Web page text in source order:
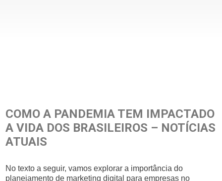
COMO A PANDEMIA TEM IMPACTADO
A VIDA DOS BRASILEIROS – NOTÍCIAS
ATUAIS
No texto a seguir, vamos explorar a importância do
planejamento de marketing digital para empresas no